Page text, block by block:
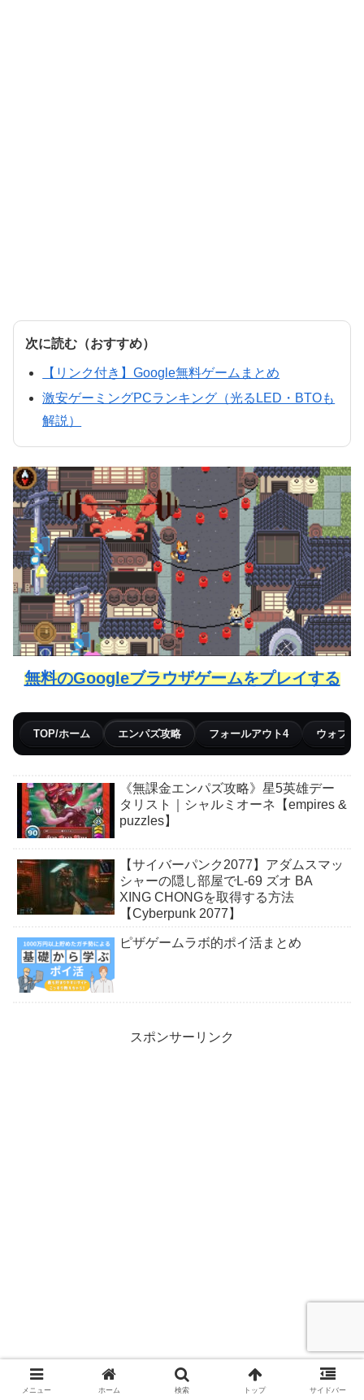
次に読む（おすすめ）
【リンク付き】Google無料ゲームまとめ
激安ゲーミングPCランキング（光るLED・BTOも
解説）
無料のGoogleブラウザゲームをプレイする
TOP/ホーム エンパズ攻略 フォールアウト4 ウォブリ
《無課金エンパズ攻略》星5英雄デー
タリスト｜シャルミオーネ【empires &
puzzles】
【サイバーパンク2077】アダムスマッ
シャーの隠し部屋でL-69 ズオ BA
XING CHONGを取得する方法
【Cyberpunk 2077】
ピザゲームラボ的ポイ活まとめ
スポンサーリンク
メニュー ホーム 検索 トップ サイドバー